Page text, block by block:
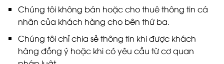
Chúng tôi không bán hoặc cho thuê thông tin cá
nhân của khách hàng cho bên thứ ba.
Chúng tôi chỉ chia sẻ thông tin khi được khách
hàng đồng ý hoặc khi có yêu cầu từ cơ quan